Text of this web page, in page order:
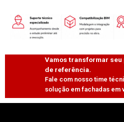
Vamos transformar seu
de referência.
Fale com nosso time
solução em fachadas em